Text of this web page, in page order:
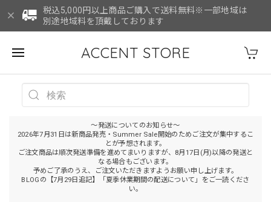
税込5,000円以上商品ご購入で送料無料※一部地域は
別途地域料を頂戴しております
ACCENT STORE
～発送についてのお知らせ～
2026年7月31日は新商品発売・Summer Sale開始のためご注文が集中するこ
とが予想されます。
ご注文商品は順次発送準備を進めてまいりますが、8月17日(月)以降の発送と
なる場合もございます。
予めご了承のうえ、ご注文いただきますようお願い申し上げます。
BLOGの【7月29日追記】「夏季休業期間の配送について」をご一読くださ
い。